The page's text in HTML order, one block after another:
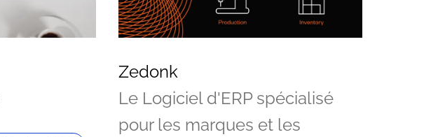
Zedonk
Le Logiciel d'ERP spécialisé
pour les marques et les